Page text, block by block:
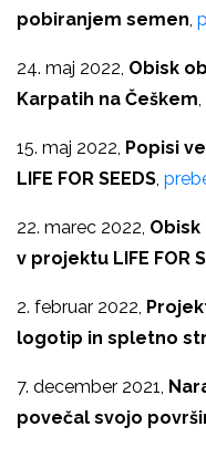
pobiranjem semen,
24. maj 2022, Obisk
Karpatih na Češkem,
15. maj 2022, Popisi
LIFE FOR SEEDS,
22. marec 2022,
v projektu LIFE FOR
2. februar 2022,
logotip in spletno
7. december 2021,
povečal svojo